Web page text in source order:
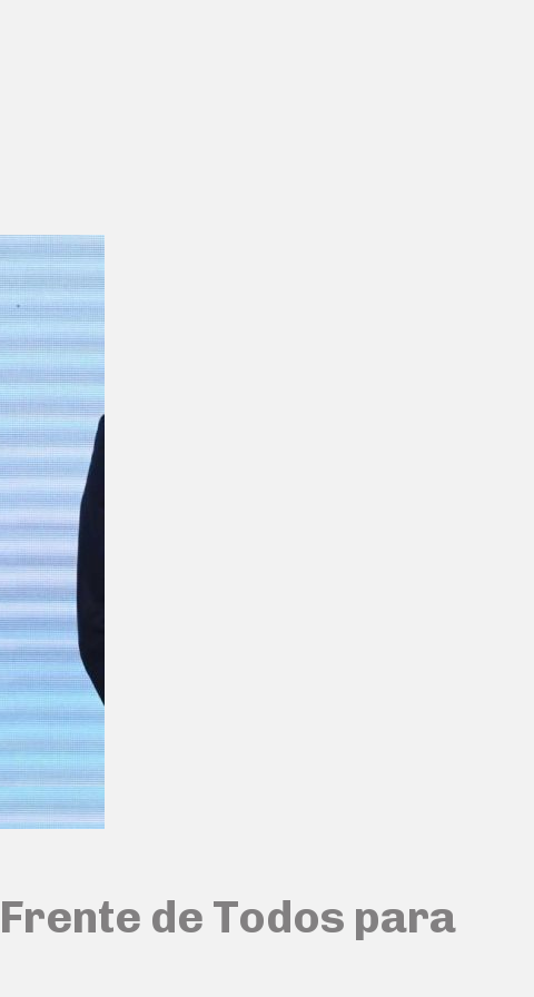
de Todos para